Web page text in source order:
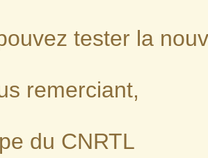
tester la
remerciant,
du CNRTL